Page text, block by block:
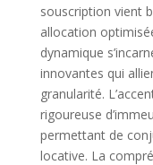
souscription vient
allocation
dynamique
innovantes qui
granularité.
rigoureuse
permettant de
locative. La